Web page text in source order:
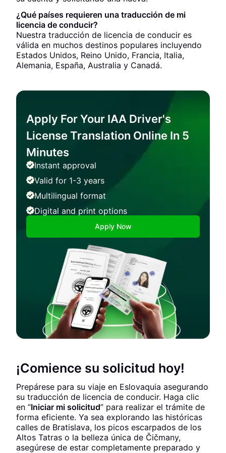
¿Qué países requieren una traducción de mi
licencia de conducir?
Nuestra traducción de licencia de conducir es
válida en muchos destinos populares incluyendo
Estados Unidos, Reino Unido, Francia, Italia,
Alemania, España, Australia y Canadá.
Apply For Your IAA Driver's
License Translation Online In 5
Minutes
Instant approval
Valid for 1-3 years
Multilingual format
Digital and print options
Apply Now
¡Comience su solicitud hoy!
Prepárese para su viaje en Eslovaquia asegurando
su traducción de licencia de conducir. Haga clic
en “Iniciar mi solicitud” para realizar el trámite de
forma eficiente. Ya sea explorando las históricas
calles de Bratislava, los picos escarpados de los
Altos Tatras o la belleza única de Čičmany,
asegúrese de estar completamente preparado y